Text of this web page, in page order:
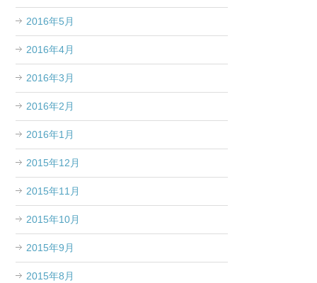
2016年5月
2016年4月
2016年3月
2016年2月
2016年1月
2015年12月
2015年11月
2015年10月
2015年9月
2015年8月